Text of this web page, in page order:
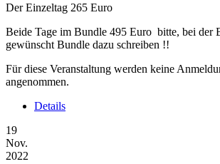
Der Einzeltag 265 Euro
Beide Tage im Bundle 495 Euro bitte, bei der
gewünscht Bundle dazu schreiben !!
Für diese Veranstaltung werden keine
angenommen.
Details
19
Nov.
2022